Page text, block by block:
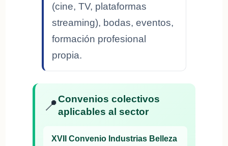
(cine, TV, plataformas
streaming), bodas, eventos,
formación profesional
propia.
📍Convenios colectivos
aplicables al sector
XVII Convenio Industrias Belleza